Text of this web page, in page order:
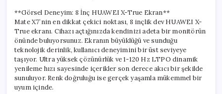
**Görsel Deneyim: 8 İnç HUAWEI X-True Ekran**
Mate X7’nin en dikkat çekici noktası, 8 inçlik dev HUAWEI X-
True ekranı. Cihazı açtığınızda kendinizi adeta bir monitörün
önünde buluyorsunuz. Ekranın büyüklüğü ve sunduğu
teknolojik derinlik, kullanıcı deneyimini bir üst seviyeye
taşıyor. Ultra yüksek çözünürlük ve 1-120 Hz LTPO dinamik
yenileme hızı sayesinde içerikler son derece akıcı bir şekilde
sunuluyor. Renk doğruluğu ise gerçek yaşamla mükemmel bir
uyum içinde.